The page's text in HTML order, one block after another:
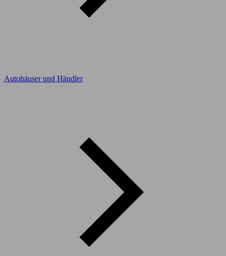
Autohäuser und Händler